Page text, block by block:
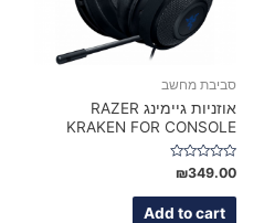
סביבת מחשב
אוזניות גיימינג RAZER
KRAKEN FOR CONSOLE
Rated
0
out
₪349.00
Add to cart